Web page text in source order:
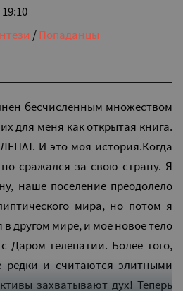
/Попаданцы
бесчисленным множеством
для меня как открытая книга.
И это моя история.Когда
сражался за свою страну. Я
наше поселение преодолело
мира, но потом я
в другом мире, и мое новое тело
Даром телепатии. Более того,
редки и считаются элитными
захватывают дух! Теперь